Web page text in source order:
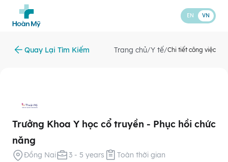
EN VN
Quay Lại Tìm Kiếm Trang chủ/Y tế/Chi tiết công việc
Trưởng Khoa Y học cổ truyền - Phục hồi chức
năng
Đồng Nai 3 - 5 years Toàn thời gian